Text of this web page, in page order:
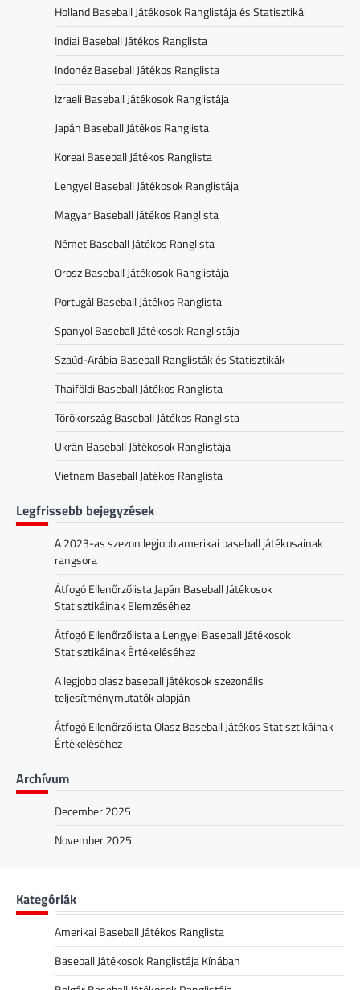
Holland Baseball Játékosok Ranglistája és Statisztikái
Indiai Baseball Játékos Ranglista
Indonéz Baseball Játékos Ranglista
Izraeli Baseball Játékosok Ranglistája
Japán Baseball Játékos Ranglista
Koreai Baseball Játékos Ranglista
Lengyel Baseball Játékosok Ranglistája
Magyar Baseball Játékos Ranglista
Német Baseball Játékos Ranglista
Orosz Baseball Játékosok Ranglistája
Portugál Baseball Játékos Ranglista
Spanyol Baseball Játékosok Ranglistája
Szaúd-Arábia Baseball Ranglisták és Statisztikák
Thaiföldi Baseball Játékos Ranglista
Törökország Baseball Játékos Ranglista
Ukrán Baseball Játékosok Ranglistája
Vietnam Baseball Játékos Ranglista
Legfrissebb bejegyzések
A 2023-as szezon legjobb amerikai baseball játékosainak
rangsora
Átfogó Ellenőrzőlista Japán Baseball Játékosok
Statisztikáinak Elemzéséhez
Átfogó Ellenőrzőlista a Lengyel Baseball Játékosok
Statisztikáinak Értékeléséhez
A legjobb olasz baseball játékosok szezonális
teljesítménymutatók alapján
Átfogó Ellenőrzőlista Olasz Baseball Játékos Statisztikáinak
Értékeléséhez
Archívum
December 2025
November 2025
Kategóriák
Amerikai Baseball Játékos Ranglista
Baseball Játékosok Ranglistája Kínában